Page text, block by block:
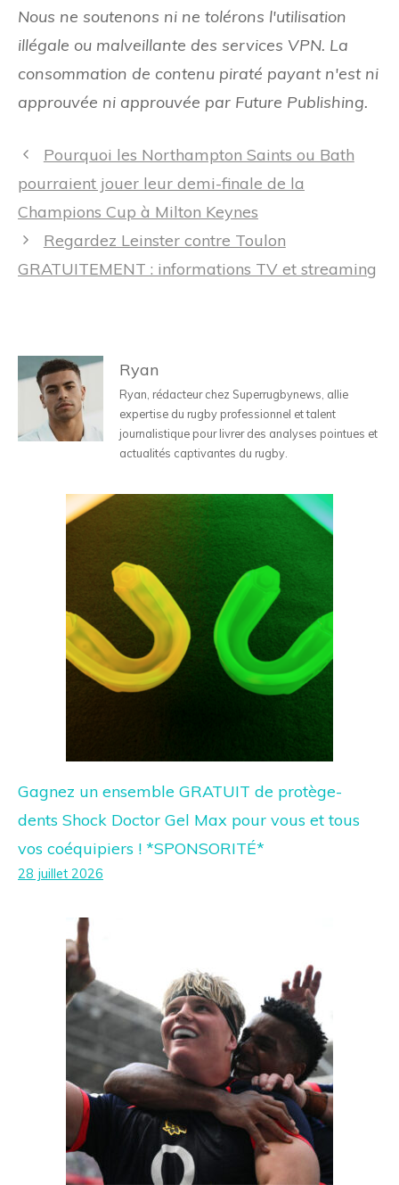
Nous ne soutenons ni ne tolérons l'utilisation
illégale ou malveillante des services VPN. La
consommation de contenu piraté payant n'est ni
approuvée ni approuvée par Future Publishing.
Navigation
articles
Pourquoi les Northampton Saints ou Bath
pourraient jouer leur demi-finale de la
Champions Cup à Milton Keynes
Regardez Leinster contre Toulon
GRATUITEMENT : informations TV et streaming
Ryan
Ryan, rédacteur chez Superrugbynews, allie
expertise du rugby professionnel et talent
journalistique pour livrer des analyses pointues et
actualités captivantes du rugby.
Gagnez un ensemble GRATUIT de protège-
dents Shock Doctor Gel Max pour vous et tous
vos coéquipiers ! *SPONSORITÉ*
28 juillet 2026